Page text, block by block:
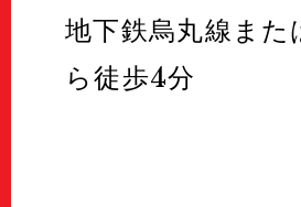
地下鉄烏丸線ま
ら徒歩4分